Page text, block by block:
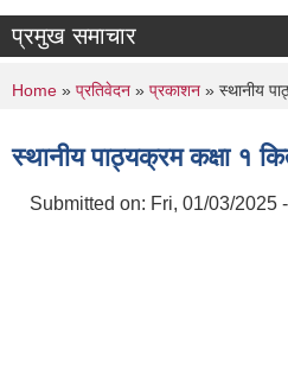
प्रमुख समाचार
You are here
Home » प्रतिवेदन » प्रकाशन » स्थानीय
स्थानीय पाठ्यक्रम कक्षा १
Submitted on: Fri, 01/03/2025